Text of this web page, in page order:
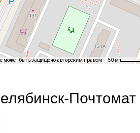
может быть защищено авторским правом 50 м
Почтомат